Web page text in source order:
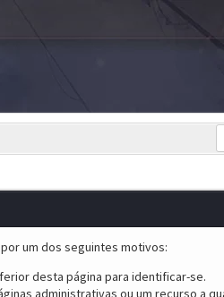
um dos seguintes motivos:
desta página para identificar-se.
administrativas ou um recurso a